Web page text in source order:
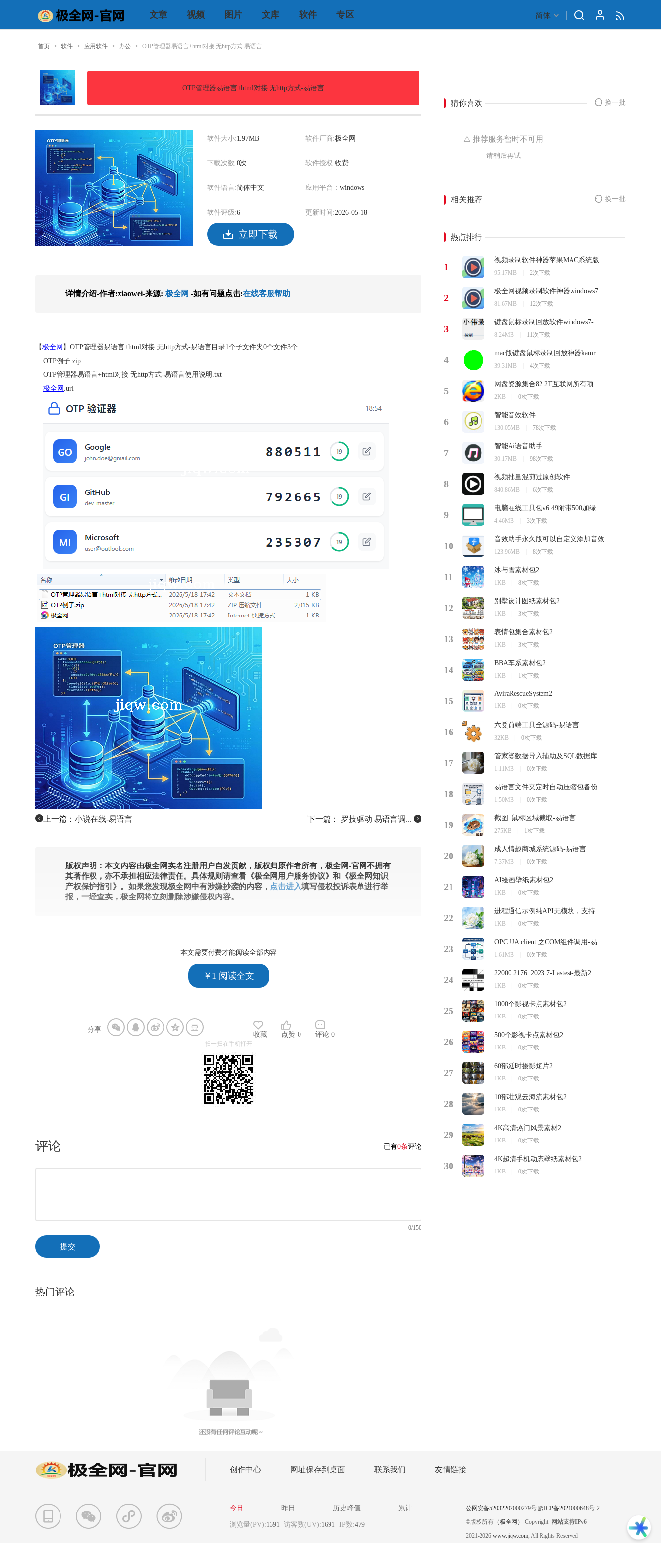
文章 视频 图片 文库 软件 专区 简体
首页 > 软件 > 应用软件 > 办公 > OTP管理器易语言+html对接 无http方式-易语言
OTP管理器易语言+html对接 无http方式-易语言
软件大小:1.97MB
下载次数:0次
软件语言:简体中文
软件评级:6
软件厂商:极全网
软件授权:收费
应用平台： windows
更新时间:2026-05-18
立即下载
详情介绍-作者:xiaowei-来源: 极全网 -如有问题点击:在线客服帮助
【极全网 】OTP管理器易语言+html对接 无http方式-易语言目录1个子文件夹0个文件3个
OTP例子.zip
OTP管理器易语言+html对接 无http方式-易语言使用说明.txt
极全网 .url
上一篇： 小说在线-易语言 下一篇： 罗技驱动 易语言调...
版权声明：本文内容由极全网实名注册用户自发贡献，版权归原作者所有，极全网-官网不拥有
其著作权，亦不承担相应法律责任。具体规则请查看《极全网用户服务协议》和《极全网知识
产权保护指引》。如果您发现极全网中有涉嫌抄袭的内容， 点击进入填写侵权投诉表单进行举
报，一经查实，极全网将立刻删除涉嫌侵权内容。
本文需要付费才能阅读全部内容
￥1 阅读全文
收藏 点赞 0 评论 0
分享
扫一扫在手机打开
评论 已有0条评论
0/150
提交
热门评论
猜你喜欢 换一批
⚠️ 推荐服务暂时不可用
请稍后再试
相关推荐 换一批
热点排行
1
视频录制软件神器苹果MAC系统版...
95.17MB 2次下载
2
极全网视频录制软件神器windows7...
81.67MB 12次下载
3
键盘鼠标录制回放软件windows7-...
8.24MB 11次下载
4
mac版键盘鼠标录制回放神器kamr...
39.31MB 4次下载
5
网盘资源集合82.2T互联网所有项...
2KB 0次下载
6
智能音效软件
130.05MB 78次下载
7
智能Ai语音助手
30.17MB 98次下载
8
视频批量混剪过原创软件
840.86MB 6次下载
9
电脑在线工具包v6.49附带500加绿...
4.46MB 3次下载
10
音效助手永久版可以自定义添加音效
123.96MB 8次下载
11
冰与雪素材包2
1KB 8次下载
12
别墅设计图纸素材包2
1KB 3次下载
13
表情包集合素材包2
1KB 3次下载
14
BBA车系素材包2
1KB 1次下载
15
AviraRescueSystem2
1KB 0次下载
16
六爻前端工具全源码-易语言
32KB 0次下载
17
管家婆数据导入辅助及SQL数据库...
1.11MB 0次下载
18
易语言文件夹定时自动压缩包备份...
1.50MB 0次下载
19
截图_鼠标区域截取-易语言
275KB 1次下载
20
成人情趣商城系统源码-易语言
7.37MB 0次下载
21
AI绘画壁纸素材包2
1KB 0次下载
22
进程通信示例纯API无模块，支持...
1KB 0次下载
23
OPC UA client 之COM组件调用-易...
1.61MB 0次下载
24
22000.2176_2023.7-Lastest-最新2
1KB 0次下载
25
1000个影视卡点素材包2
1KB 0次下载
26
500个影视卡点素材包2
1KB 0次下载
27
60部延时摄影短片2
1KB 0次下载
28
10部壮观云海流素材包2
1KB 0次下载
29
4K高清热门风景素材2
1KB 0次下载
30
4K超清手机动态壁纸素材包2
1KB 0次下载
创作中心 网址保存到桌面 联系我们 友情链接
今日 昨日 历史峰值 累计
浏览量(PV):1691 访客数(UV):1691 IP数:479
公网安备52032202000279号 黔ICP备2021000648号-2
©版权所有 （极全网） Copyright 网站支持IPv6
2021-2026 www.jiqw.com, All Rights Reserved